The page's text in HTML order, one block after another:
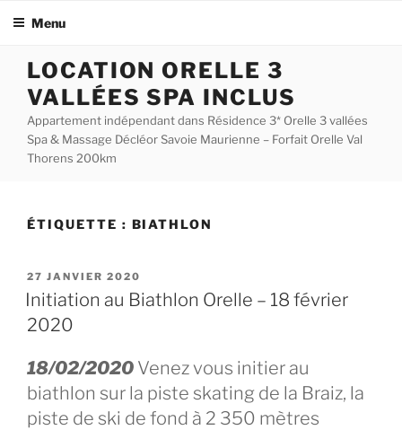
contenu
principal
LOCATION ORELLE 3
VALLÉES SPA INCLUS
Appartement indépendant dans Résidence 3* Orelle 3 vallées
Spa & Massage Décléor Savoie Maurienne – Forfait Orelle Val
Thorens 200km
Menu
ÉTIQUETTE : BIATHLON
PUBLIÉ
LE
27 JANVIER 2020
Initiation au Biathlon Orelle – 18 février
2020
18/02/2020 Venez vous initier au
biathlon sur la piste skating de la Braiz, la
piste de ski de fond à 2 350 mètres